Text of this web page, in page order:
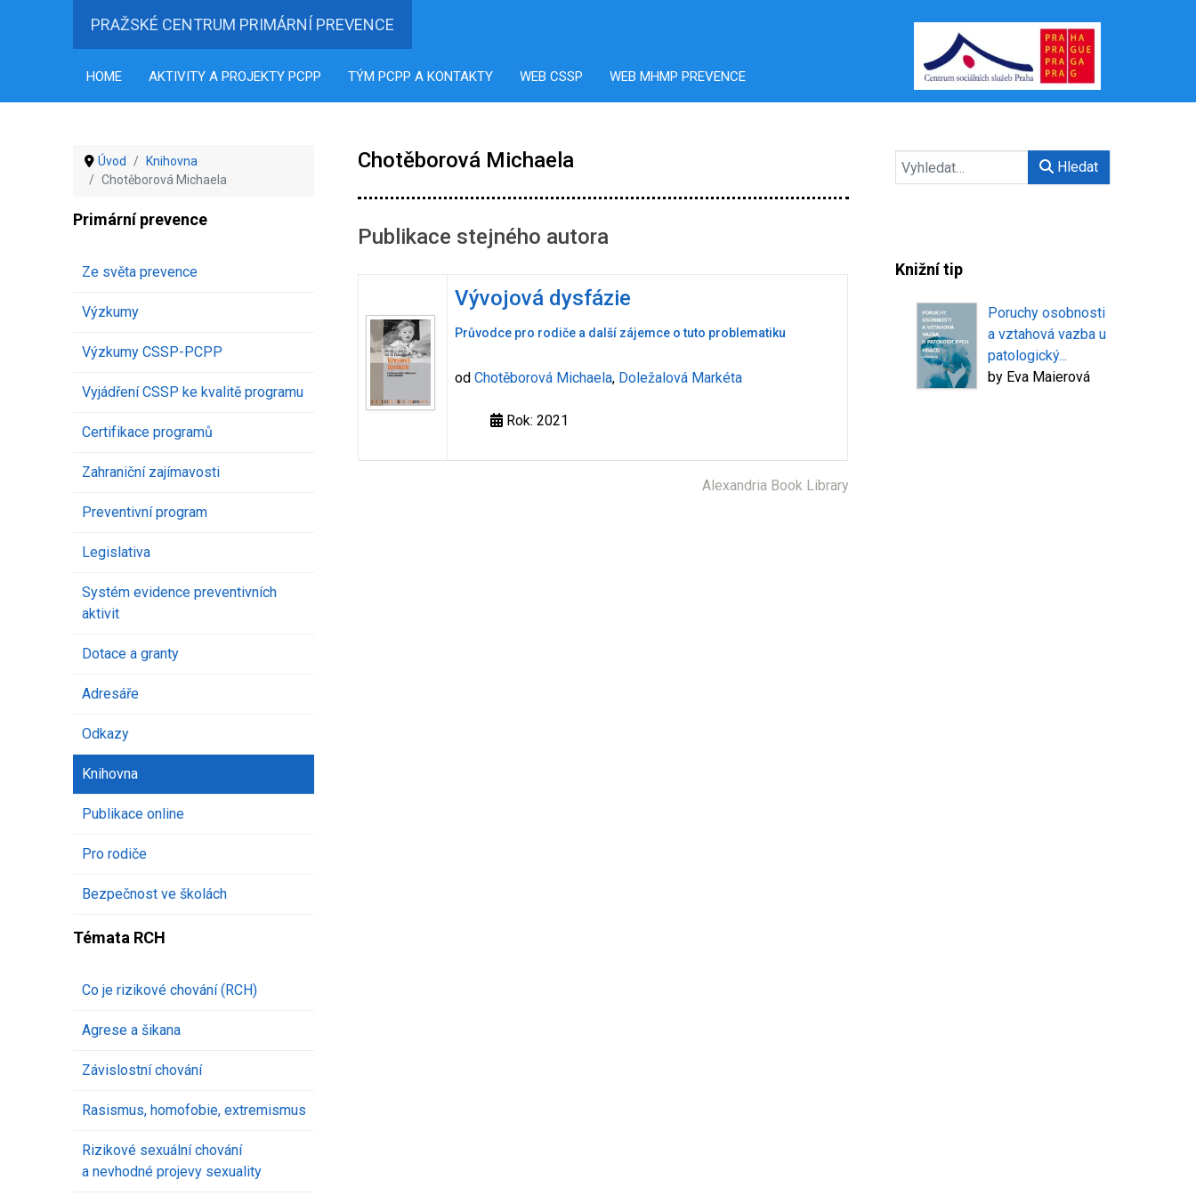
PRAŽSKÉ CENTRUM PRIMÁRNÍ PREVENCE
HOME AKTIVITY A PROJEKTY PCPP TÝM PCPP A KONTAKTY WEB CSSP WEB MHMP PREVENCE
Úvod
Knihovna
Chotěborová Michaela
Primární prevence
Ze světa prevence
Výzkumy
Výzkumy CSSP-PCPP
Vyjádření CSSP ke kvalitě programu
Certifikace programů
Zahraniční zajímavosti
Preventivní program
Legislativa
Systém evidence preventivních
aktivit
Dotace a granty
Adresáře
Odkazy
Knihovna
Publikace online
Pro rodiče
Bezpečnost ve školách
Témata RCH
Co je rizikové chování (RCH)
Agrese a šikana
Závislostní chování
Rasismus, homofobie, extremismus
Rizikové sexuální chování
a nevhodné projevy sexuality
Chotěborová Michaela
Publikace stejného autora
Vývojová dysfázie
Průvodce pro rodiče a další zájemce o tuto problematiku
odChotěborová Michaela, Doležalová Markéta
Rok: 2021
Alexandria Book Library
Hledat
Knižní tip
Poruchy osobnosti
a vztahová vazba u
patologický...
by Eva Maierová